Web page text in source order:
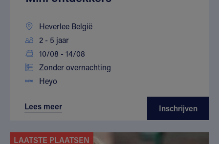
Heverlee België
2 - 5 jaar
10/08 - 14/08
Zonder overnachting
Heyo
Lees meer Inschrijven
LAATSTE PLAATSEN